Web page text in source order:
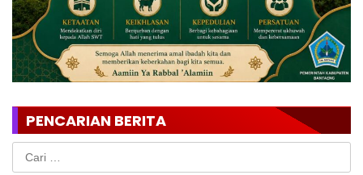
PENCARIAN BERITA
Cari
untuk: